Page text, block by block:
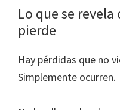
Lo que se
pierde
Hay pérdidas que no
Simplemente ocurren.